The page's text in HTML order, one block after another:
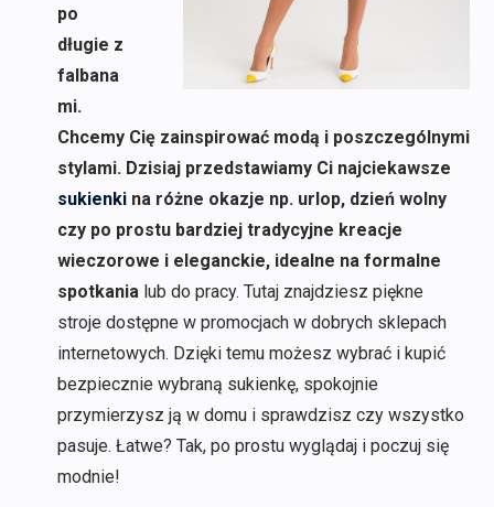
po
długie z
falbana
mi.
Chcemy Cię zainspirować modą i poszczególnymi
stylami. Dzisiaj przedstawiamy Ci najciekawsze
sukienkina różne okazje np. urlop, dzień wolny
czy po prostu bardziej tradycyjne kreacje
wieczorowe i eleganckie, idealne na formalne
spotkania lub do pracy. Tutaj znajdziesz piękne
stroje dostępne w promocjach w dobrych sklepach
internetowych. Dzięki temu możesz wybrać i kupić
bezpiecznie wybraną sukienkę, spokojnie
przymierzysz ją w domu i sprawdzisz czy wszystko
pasuje. Łatwe? Tak, po prostu wyglądaj i poczuj się
modnie!